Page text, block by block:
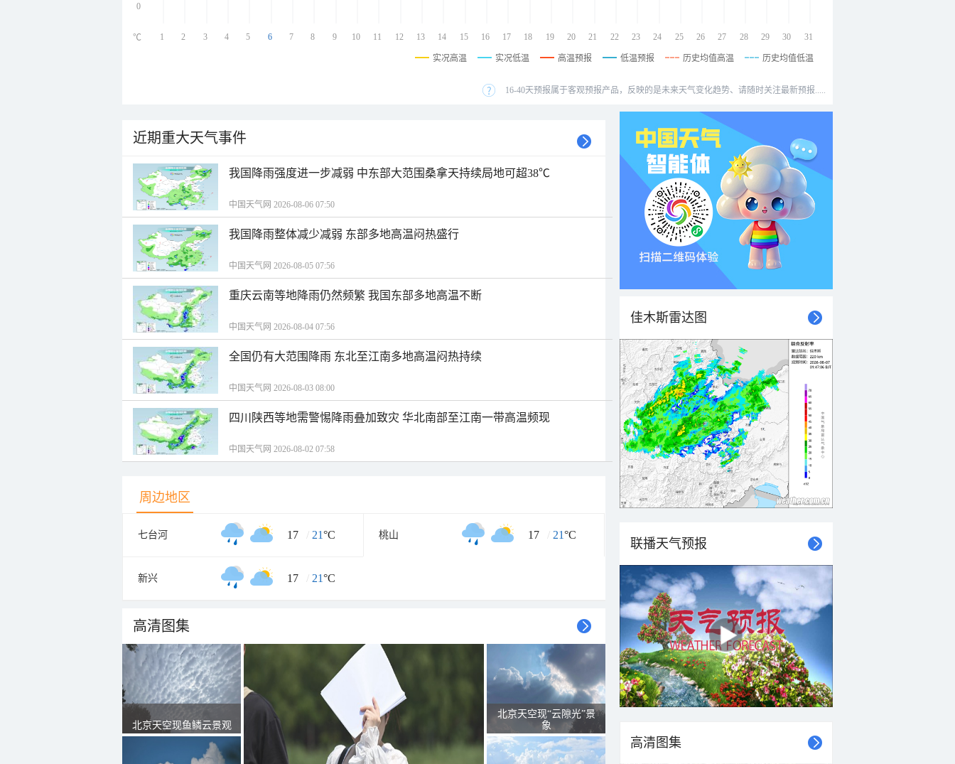
0
1 2 3 4 5 6 7 8 9 10 11 12 13 14 15 16 17 18 19 20 21 22 23 24 25 26 27 28 29 30 31
℃
实况高温 实况低温 高温预报 低温预报 历史均值高温 历史均值低温
16-40天预报属于客观预报产品，反映的是未来天气变化趋势、请随时关注最新预报.....
近期重大天气事件
我国降雨强度进一步减弱 中东部大范围桑拿天持续局地可超38℃
中国天气网 2026-08-06 07:50
我国降雨整体减少减弱 东部多地高温闷热盛行
中国天气网 2026-08-05 07:56
重庆云南等地降雨仍然频繁 我国东部多地高温不断
中国天气网 2026-08-04 07:56
全国仍有大范围降雨 东北至江南多地高温闷热持续
中国天气网 2026-08-03 08:00
四川陕西等地需警惕降雨叠加致灾 华北南部至江南一带高温频现
中国天气网 2026-08-02 07:58
周边地区
七台河 17 / 21°C 桃山 17 / 21°C
新兴 17 / 21°C
高清图集
北京天空现鱼鳞云景观
北京天空现“云隙光”景
象
佳木斯雷达图
联播天气预报
高清图集